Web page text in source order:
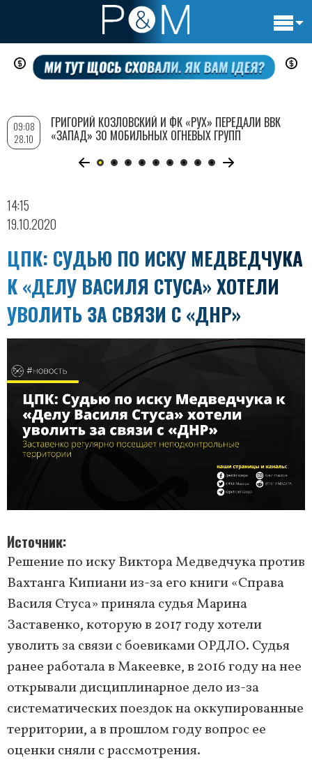
Перейти
содержанию
14:15
19.10.2020
ЦПК: СУДЬЮ ПО ИСКУ МЕДВЕДЧУКА
К «ДЕЛУ ВАСИЛЯ СТУСА» ХОТЕЛИ
УВОЛИТЬ ЗА СВЯЗИ С «ДНР»
Источник
Решение по иску Виктора Медведчука против
Вахтанга Кипиани из-за его книги «Справа
Василя Стуса» приняла судья Марина
Заставенко, которую в 2017 году хотели
уволить за связи с боевиками ОРДЛО. Судья
ранее работала в Макеевке, в 2016 году на нее
открывали дисциплинарное дело из-за
систематических поездок на оккупированные
территории, а в прошлом году вопрос ее
оценки сняли с рассмотрения.
09:08
28.10
ГРИГОРИЙ КОЗЛОВСКИЙ И ФК «РУХ» ПЕРЕДАЛИ ВВК
«ЗАПАД» 30 МОБИЛЬНЫХ ОГНЕВЫХ ГРУПП